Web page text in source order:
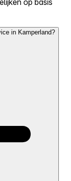
in Kamperland?